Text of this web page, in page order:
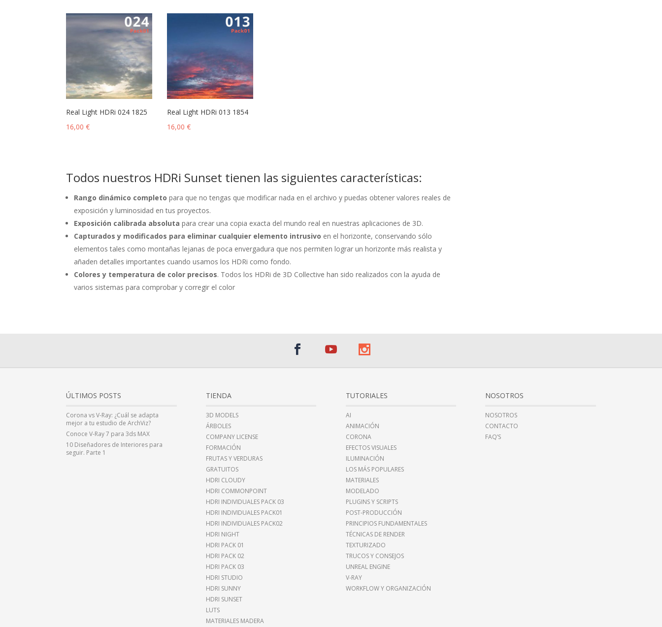
Real Light HDRi 024 1825
16,00€
Real Light HDRi 013 1854
16,00€
Todos nuestros HDRi Sunset tienen las siguientes características:
Rango dinámico completo para que no tengas que modificar nada en el archivo y puedas obtener valores reales de
exposición y luminosidad en tus proyectos.
Exposición calibrada absoluta para crear una copia exacta del mundo real en nuestras aplicaciones de 3D.
Capturados y modificados para eliminar cualquier elemento intrusivo en el horizonte, conservando sólo
elementos tales como montañas lejanas de poca envergadura que nos permiten lograr un horizonte más realista y
añaden detalles importantes cuando usamos los HDRi como fondo.
Colores y temperatura de color precisos. Todos los HDRi de 3D Collective han sido realizados con la ayuda de
varios sistemas para comprobar y corregir el color
ÚLTIMOS POSTS
Corona vs V-Ray: ¿Cuál se adapta
mejor a tu estudio de ArchViz?
Conoce V-Ray 7 para 3ds MAX
10 Diseñadores de Interiores para
seguir. Parte 1
TIENDA
3D MODELS
ÁRBOLES
COMPANY LICENSE
FORMACIÓN
FRUTAS Y VERDURAS
GRATUITOS
HDRI CLOUDY
HDRI COMMONPOINT
HDRI INDIVIDUALES PACK 03
HDRI INDIVIDUALES PACK01
HDRI INDIVIDUALES PACK02
HDRI NIGHT
HDRI PACK 01
HDRI PACK 02
HDRI PACK 03
HDRI STUDIO
HDRI SUNNY
HDRI SUNSET
LUTS
MATERIALES MADERA
TUTORIALES
AI
ANIMACIÓN
CORONA
EFECTOS VISUALES
ILUMINACIÓN
LOS MÁS POPULARES
MATERIALES
MODELADO
PLUGINS Y SCRIPTS
POST-PRODUCCIÓN
PRINCIPIOS FUNDAMENTALES
TÉCNICAS DE RENDER
TEXTURIZADO
TRUCOS Y CONSEJOS
UNREAL ENGINE
V-RAY
WORKFLOW Y ORGANIZACIÓN
NOSOTROS
NOSOTROS
CONTACTO
FAQ’S